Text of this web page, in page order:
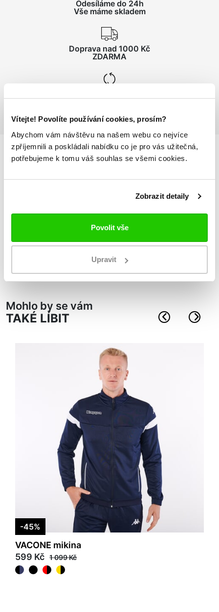
Vítejte! Povolíte používání cookies, prosím?
Abychom vám návštěvu na našem webu co nejvíce
zpříjemnili a poskládali nabídku co je pro vás užitečná,
potřebujeme k tomu váš souhlas se všemi cookies.
Zobrazit detaily
Povolit vše
Upravit
Odesíláme do 24h
Vše máme skladem
Doprava nad 1000 Kč
ZDARMA
do 14 dnů ZDARMA
stojáček, zapínání na zip v horní části mikiny
nášivka loga na hrudi
materiál: 100% polyester
Mohlo by se vám
TAKÉ LÍBIT
-45%
VACONE mikina
599 Kč 1 099 Kč